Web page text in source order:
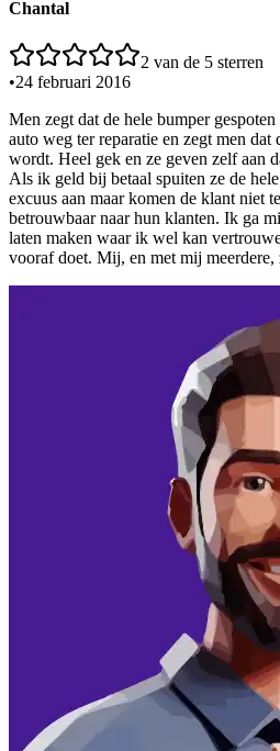
Chantal
2 van de 5 sterren
•24 februari 2016
Men zegt dat de hele bumper
auto weg ter reparatie en zegt men dat
wordt. Heel gek en ze geven zelf aan
Als ik geld bij betaal spuiten ze de
excuus aan maar komen de klant niet
betrouwbaar naar hun klanten. Ik ga
laten maken waar ik wel kan
vooraf doet. Mij, en met mij meerdere,